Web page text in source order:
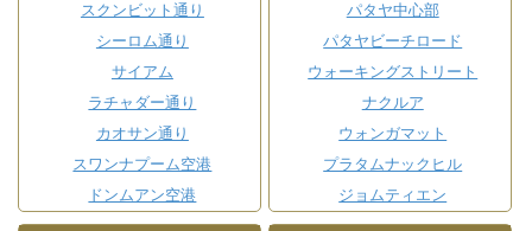
スクンビット通り
シーロム通り
サイアム
ラチャダー通り
カオサン通り
スワンナプーム空港
ドンムアン空港
パタヤ中心部
パタヤビーチロード
ウォーキングストリート
ナクルア
ウォンガマット
プラタムナックヒル
ジョムティエン